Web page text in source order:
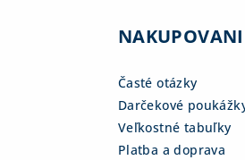
Časté otázky
Darčekové
Veľkostné tabuľky
Platba a doprava